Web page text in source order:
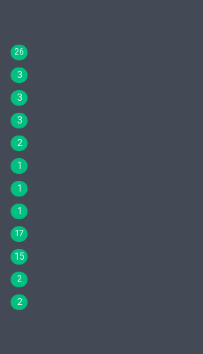
26
3
3
3
2
1
1
1
17
15
2
2